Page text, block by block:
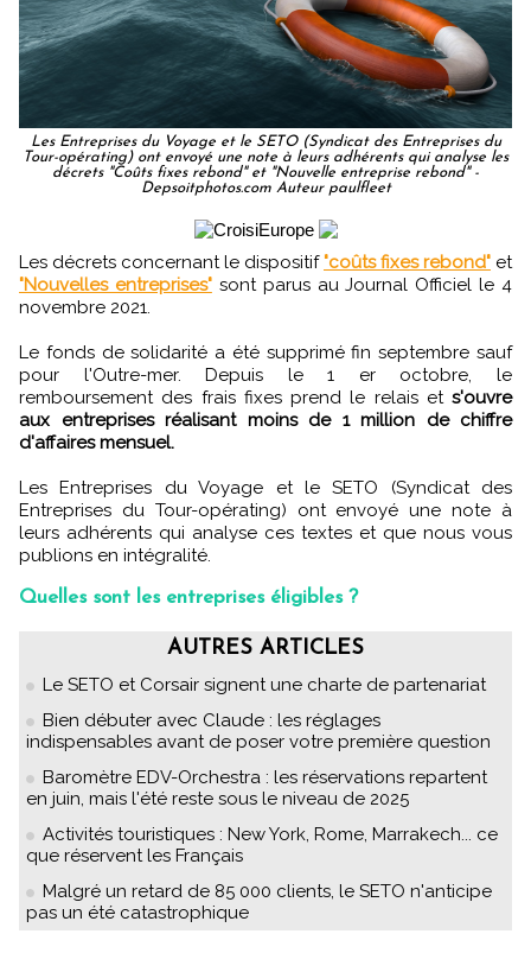
Les Entreprises du Voyage et le SETO (Syndicat des Entreprises du
Tour-opérating) ont envoyé une note à leurs adhérents qui analyse les
décrets "Coûts fixes rebond" et "Nouvelle entreprise rebond" -
Depsoitphotos.com Auteur paulfleet
Les décrets concernant le dispositif"coûts fixes rebond" et
"Nouvelles entreprises"sont parus au Journal Officiel le 4
novembre 2021.
Le fonds de solidarité a été supprimé fin septembre sauf
pour l'Outre-mer. Depuis le 1 er octobre, le
remboursement des frais fixes prend le relais et s'ouvre
aux entreprises réalisant moins de 1 million de chiffre
d'affaires mensuel.
Les Entreprises du Voyage et le SETO (Syndicat des
Entreprises du Tour-opérating) ont envoyé une note à
leurs adhérents qui analyse ces textes et que nous vous
publions en intégralité.
Quelles sont les entreprises éligibles ?
AUTRES ARTICLES
Le SETO et Corsair signent une charte de partenariat
Bien débuter avec Claude : les réglages
indispensables avant de poser votre première question
Baromètre EDV-Orchestra : les réservations repartent
en juin, mais l'été reste sous le niveau de 2025
Activités touristiques : New York, Rome, Marrakech... ce
que réservent les Français
Malgré un retard de 85 000 clients, le SETO n'anticipe
pas un été catastrophique